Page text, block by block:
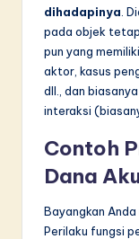
dihadapinya .
pada objek
pun yang
aktor, kasus
dll., dan
interaksi
Contoh
Dana
Bayangkan
Perilaku fungsi